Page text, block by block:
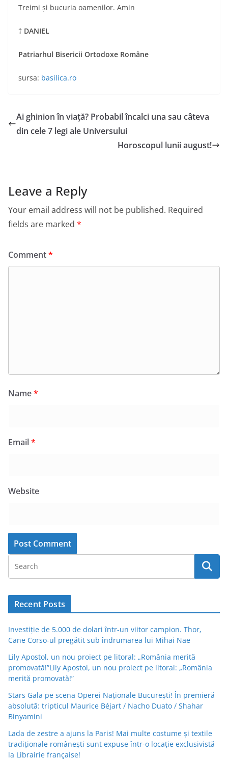
Treimi și bucuria oamenilor. Amin
† DANIEL
Patriarhul Bisericii Ortodoxe Române
sursa: basilica.ro
Ai ghinion în viață? Probabil încalci una sau câteva
din cele 7 legi ale Universului
Horoscopul lunii august!
Leave a Reply
Your email address will not be published. Required
fields are marked *
Comment*
Name*
Email*
Website
Recent Posts
Investiție de 5.000 de dolari într-un viitor campion. Thor,
Cane Corso-ul pregătit sub îndrumarea lui Mihai Nae
Lily Apostol, un nou proiect pe litoral: „România merită
promovată!”Lily Apostol, un nou proiect pe litoral: „România
merită promovată!”
Stars Gala pe scena Operei Naționale București! În premieră
absolută: tripticul Maurice Béjart / Nacho Duato / Shahar
Binyamini
Lada de zestre a ajuns la Paris! Mai multe costume și textile
tradiționale românești sunt expuse într-o locație exclusivistă
la Librairie française!